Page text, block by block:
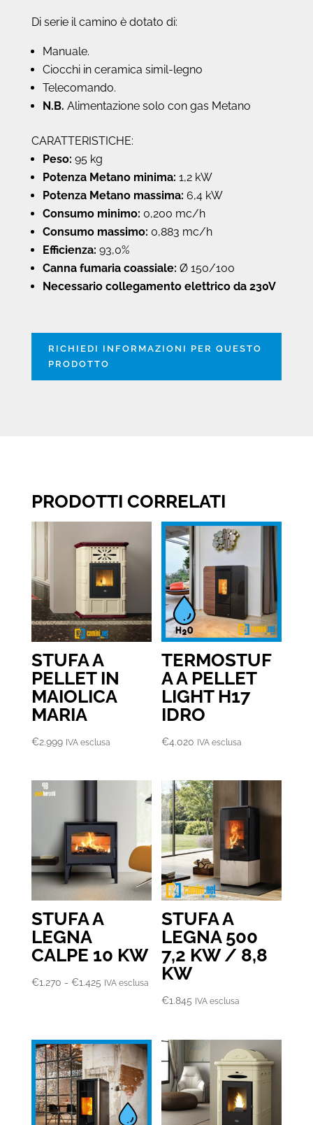
Di serie il camino è dotato di:
Manuale.
Ciocchi in ceramica simil-legno
Telecomando.
N.B. Alimentazione solo con gas Metano
CARATTERISTICHE:
Peso: 95 kg
Potenza Metano minima: 1,2 kW
Potenza Metano massima: 6,4 kW
Consumo minimo: 0,200 mc/h
Consumo massimo: 0,883 mc/h
Efficienza: 93,0%
Canna fumaria coassiale: Ø 150/100
Necessario collegamento elettrico da 230V
RICHIEDI INFORMAZIONI PER QUESTO
PRODOTTO
PRODOTTI CORRELATI
STUFA A
PELLET IN
MAIOLICA
MARIA
€2.999 IVA esclusa
TERMOSTUF
A A PELLET
LIGHT H17
IDRO
€4.020 IVA esclusa
STUFA A
LEGNA
CALPE 10 KW
€1.270 - €1.425Fascia
€1.270
a
€1.425
IVA esclusa
STUFA A
LEGNA 500
7,2 KW / 8,8
KW
€1.845 IVA esclusa